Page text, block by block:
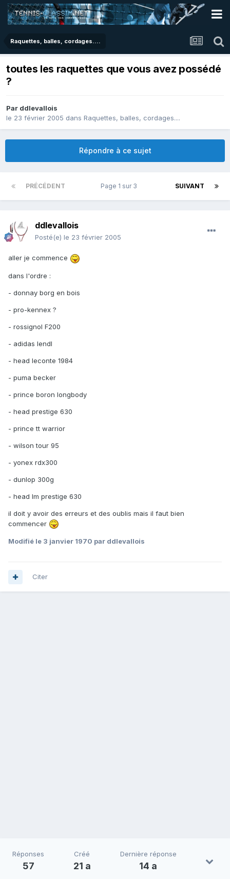
Raquettes, balles, cordages....
toutes les raquettes que vous avez possédé
?
Par ddlevallois
le 23 février 2005 dans Raquettes, balles, cordages....
Répondre à ce sujet
PRÉCÉDENT SUIVANT
Page 1 sur 3
ddlevallois
Posté(e) le 23 février 2005
aller je commence
dans l'ordre :
- donnay borg en bois
- pro-kennex ?
- rossignol F200
- adidas lendl
- head leconte 1984
- puma becker
- prince boron longbody
- head prestige 630
- prince tt warrior
- wilson tour 95
- yonex rdx300
- dunlop 300g
- head lm prestige 630
il doit y avoir des erreurs et des oublis mais il faut bien
commencer
Modifié le 3 janvier 1970 par ddlevallois
Citer
Réponses
57
Créé
21 a
Dernière réponse
14 a